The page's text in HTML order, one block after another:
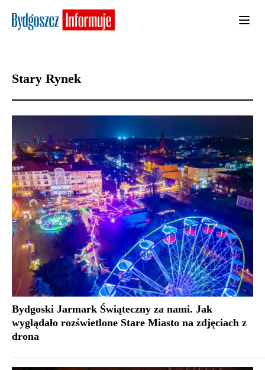
Stary Rynek
Bydgoski Jarmark Świąteczny za nami. Jak
wyglądało rozświetlone Stare Miasto na zdjęciach z
drona